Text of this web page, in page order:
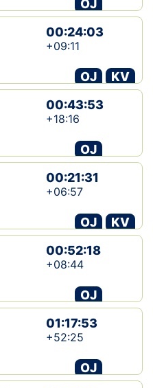
OJ
00:24:03
+09:11
OJ
KV
00:43:53
+18:16
OJ
00:21:31
+06:57
OJ
KV
00:52:18
+08:44
OJ
01:17:53
+52:25
OJ